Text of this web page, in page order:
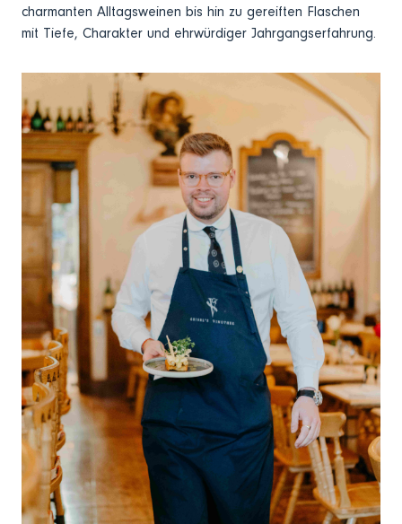
charmanten Alltagsweinen bis hin zu gereiften Flaschen
mit Tiefe, Charakter und ehrwürdiger Jahrgangserfahrung.